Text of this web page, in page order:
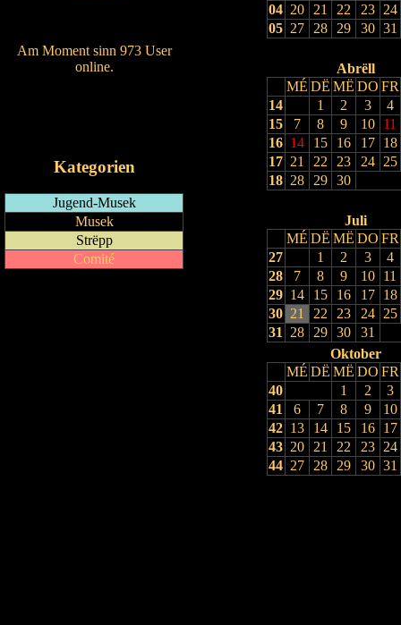
Am Moment sinn 973 User
online.
Kategorien
Jugend-Musek
Musek
Strëpp
Comité
04 20 21 22 23
24
05 27 28 29 30 31
Abrëll
MÉ DË MË DO FR
14
1 2 3
4
15
7 8 9 10
11
16 14 15 16 17
18
17 21 22 23 24
25
18 28 29 30
Juli
MÉ DË MË DO FR
27
1 2 3
4
28
7 8 9 10
11
29 14 15 16 17
18
30 21 22 23 24
25
31
28 29 30
31
Oktober
MÉ DË MË DO FR
40
1 2
3
41
6 7 8 9
10
42 13 14 15 16
17
43 20 21 22 23
24
44 27 28 29 30 31